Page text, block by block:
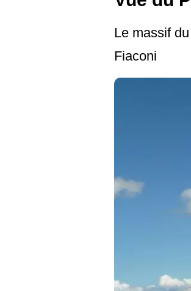
Le massif
Fiaconi